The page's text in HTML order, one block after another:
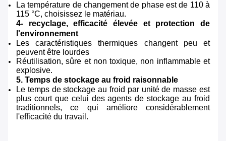
La température de changement de phase est de 110 à
115 °C, choisissez le matériau.
4- recyclage, efficacité élevée et protection de
l'environnement
Les caractéristiques thermiques changent peu et
peuvent être lourdes
Réutilisation, sûre et non toxique, non inflammable et
explosive.
5. Temps de stockage au froid raisonnable
Le temps de stockage au froid par unité de masse est
plus court que celui des agents de stockage au froid
traditionnels, ce qui améliore considérablement
l'efficacité du travail.